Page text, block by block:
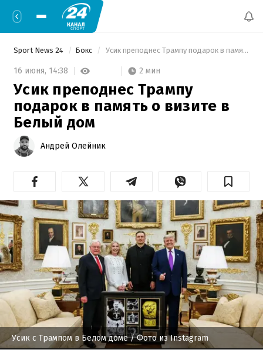
Sport News 24 Бокс Усик преподнес Трампу подарок в память о визите в Белый дом
16 июня, 14:38 2 мин
Усик преподнес Трампу
подарок в память о визите в
Белый дом
Андрей Олейник
Усик с Трампом в Белом доме/ Фото из Instagram